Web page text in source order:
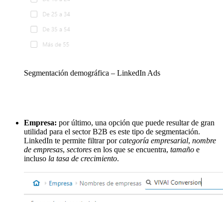
Segmentación demográfica – LinkedIn Ads
Empresa: por último, una opción que puede resultar de gran
utilidad para el sector B2B es este tipo de segmentación.
LinkedIn te permite filtrar porcategoría empresarial, nombre
de empresas, sectores en los que se encuentra, tamaño e
incluso la tasa de crecimiento.